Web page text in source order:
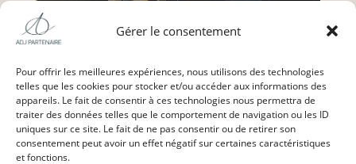
Gérer le consentement
Pour offrir les meilleures expériences, nous utilisons des technologies
telles que les cookies pour stocker et/ou accéder aux informations des
appareils. Le fait de consentir à ces technologies nous permettra de
traiter des données telles que le comportement de navigation ou les ID
uniques sur ce site. Le fait de ne pas consentir ou de retirer son
consentement peut avoir un effet négatif sur certaines caractéristiques
et fonctions.